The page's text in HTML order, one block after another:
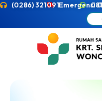
Emergensi
(0286) 321091